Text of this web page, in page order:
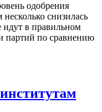
одобрения
снизилась
идут в правильном
партий по сравнению